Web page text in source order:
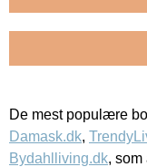
De mest populære
Damask.dk,
Bydahlliving.dk, som